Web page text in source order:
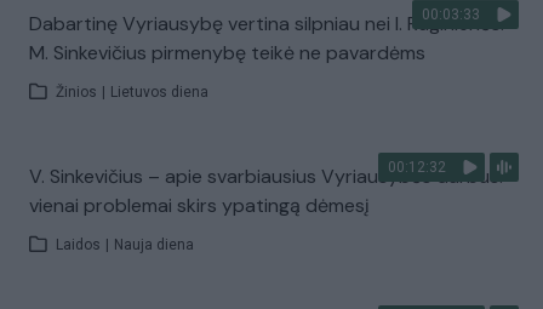
00:03:33
Dabartinę Vyriausybę vertina silpniau nei I. Ruginienės:
M. Sinkevičius pirmenybę teikė ne pavardėms
Žinios | Lietuvos diena
00:12:32
V. Sinkevičius – apie svarbiausius Vyriausybės darbus:
vienai problemai skirs ypatingą dėmesį
Laidos | Nauja diena